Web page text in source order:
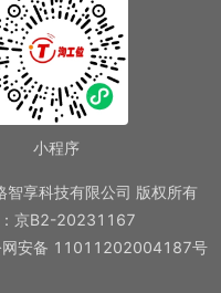
小程序
享科技有限公司 版权所有
：京B2-20231167
网安备 11011202004187号